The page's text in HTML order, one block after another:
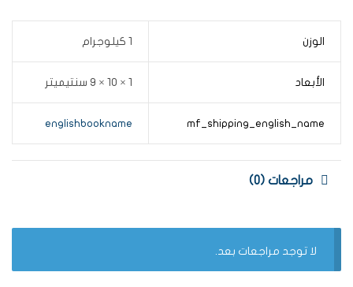
الوزن 1 كيلوجرام
الأبعاد 1 × 10 × 9 سنتيميتر
mf_shipping_english_name
englishbookname
مراجعات (0)
لا توجد مراجعات بعد.